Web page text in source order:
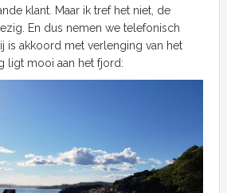
klant. Maar ik tref het niet, de
En dus nemen we telefonisch
is akkoord met verlenging van het
ligt mooi aan het fjord: